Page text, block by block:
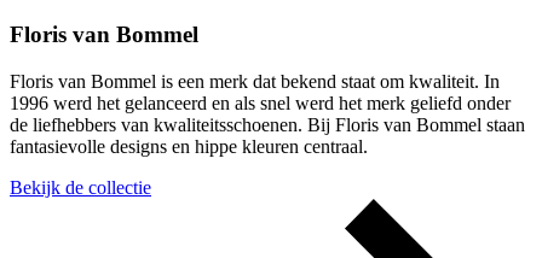
Floris van Bommel
Floris van Bommel is een merk dat bekend staat om kwaliteit. In
1996 werd het gelanceerd en als snel werd het merk geliefd onder
de liefhebbers van kwaliteitsschoenen. Bij Floris van Bommel staan
fantasievolle designs en hippe kleuren centraal.
Bekijk de collectie